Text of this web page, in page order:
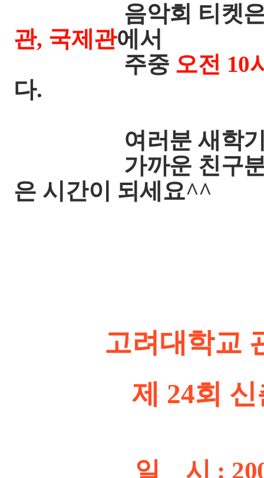
음악회 티켓
관, 국제관에서
주중 오전 10
다.
여러분 새학기
가까운 친구분과
은 시간이 되세요^^
고려대학교 관
제 24회 신춘
일 시 : 2008년